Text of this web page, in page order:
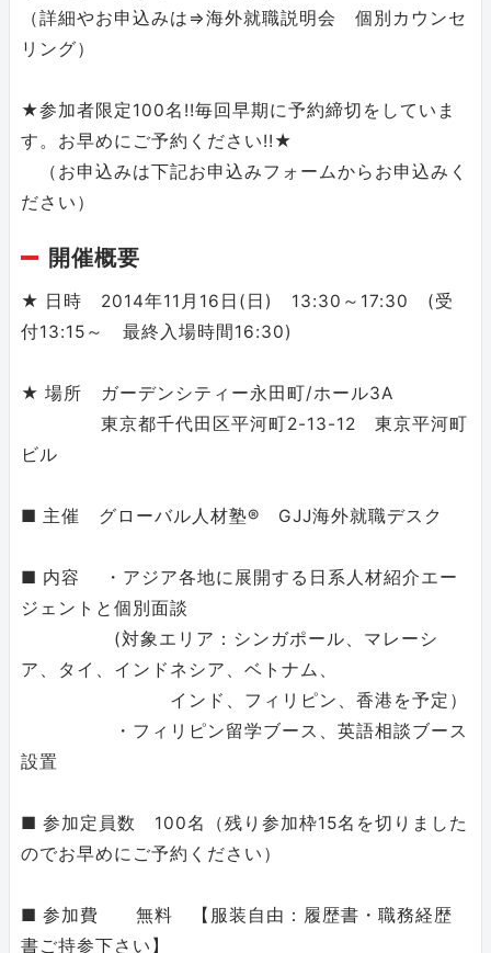
（詳細やお申込みは⇒海外就職説明会 個別カウンセ
リング）
★参加者限定100名!!毎回早期に予約締切をしていま
す。お早めにご予約ください!!★
（お申込みは下記お申込みフォームからお申込みく
ださい）
開催概要
★ 日時 2014年11月16日(日) 13:30～17:30 (受
付13:15～ 最終入場時間16:30)
★ 場所 ガーデンシティー永田町/ホール3A
東京都千代田区平河町2-13-12 東京平河町
ビル
■ 主催 グローバル人材塾® GJJ海外就職デスク
■ 内容 ・アジア各地に展開する日系人材紹介エー
ジェントと個別面談
(対象エリア：シンガポール、マレーシ
ア、タイ、インドネシア、ベトナム、
インド、フィリピン、香港を予定）
・フィリピン留学ブース、英語相談ブース
設置
■ 参加定員数 100名（残り参加枠15名を切りました
のでお早めにご予約ください）
■ 参加費 無料 【服装自由：履歴書・職務経歴
書ご持参下さい】